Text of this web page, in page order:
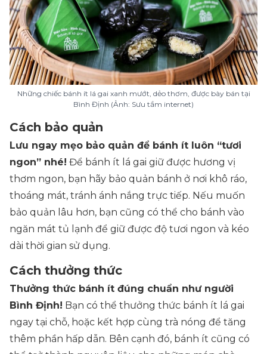
Những chiếc bánh ít lá gai xanh mướt, dẻo thơm, được bày bán tại
Bình Định (Ảnh: Sưu tầm internet)
Cách bảo quản
Lưu ngay mẹo bảo quản để bánh ít luôn “tươi
ngon” nhé! Để bánh ít lá gai giữ được hương vị
thơm ngon, bạn hãy bảo quản bánh ở nơi khô ráo,
thoáng mát, tránh ánh nắng trực tiếp. Nếu muốn
bảo quản lâu hơn, bạn cũng có thể cho bánh vào
ngăn mát tủ lạnh để giữ được độ tươi ngon và kéo
dài thời gian sử dụng.
Cách thưởng thức
Thưởng thức bánh ít đúng chuẩn như người
Bình Định! Bạn có thể thưởng thức bánh ít lá gai
ngay tại chỗ, hoặc kết hợp cùng trà nóng để tăng
thêm phần hấp dẫn. Bên cạnh đó, bánh ít cũng có